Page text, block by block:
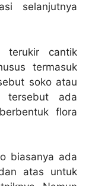
selanjutnya
terukir cantik
termasuk
soko atau
tersebut ada
flora
biasanya ada
atas untuk